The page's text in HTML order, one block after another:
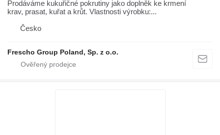
Prodáváme kukuřičné pokrutiny jako doplněk ke krmení
krav, prasat, kuřat a krůt. Vlastnosti výrobku:...
Česko
Frescho Group Poland, Sp. z o.o.